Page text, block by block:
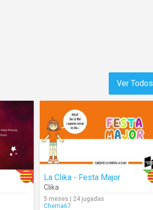
Ver Todos
La Clika - Festa Major
Clika
5 meses | 24 jugadas
Cherna67